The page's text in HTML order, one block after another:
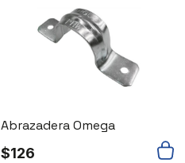
Abrazadera Omega
$126